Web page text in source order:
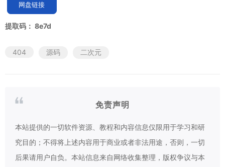
网盘链接
提取码： 8e7d
404 源码 二次元
免责声明
本站提供的一切软件资源、教程和内容信息仅限用于学习和研
究目的；不得将上述内容用于商业或者非法用途，否则，一切
后果请用户自负。本站信息来自网络收集整理，版权争议与本